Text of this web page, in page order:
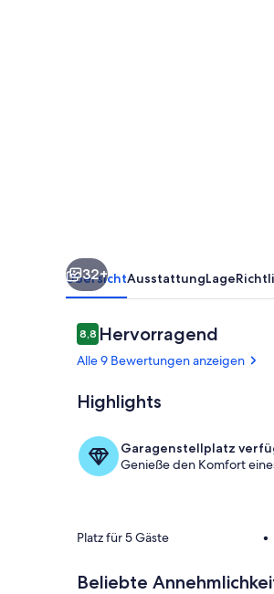
32+
ÜbersichtAusstattungLage
Bewertungen
8,88,8 von 10.
Hervorragend
Alle 9 Bewertungen anzeigen
Highlights
Garagenstellplatz
Genieße den Komfort
Platz für 5 Gäste •
Beliebte